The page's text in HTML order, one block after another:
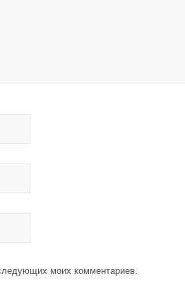
моих комментариев.